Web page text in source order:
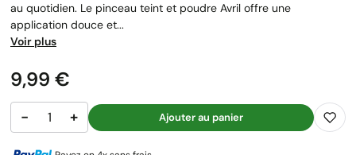
au quotidien. Le pinceau teint et poudre Avril offre une
application douce et...
Voir plus
Prix
9,99 €
− + Ajouter au panier